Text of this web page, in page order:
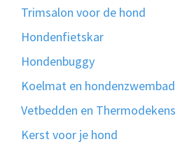
Trimsalon voor de hond
Hondenfietskar
Hondenbuggy
Koelmat en hondenzwembad
Vetbedden en Thermodekens
Kerst voor je hond